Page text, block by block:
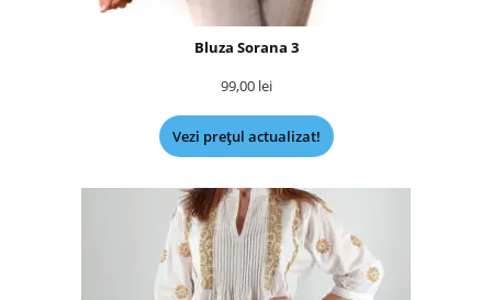
Bluza Sorana 3
99,00 lei
Vezi prețul actualizat!